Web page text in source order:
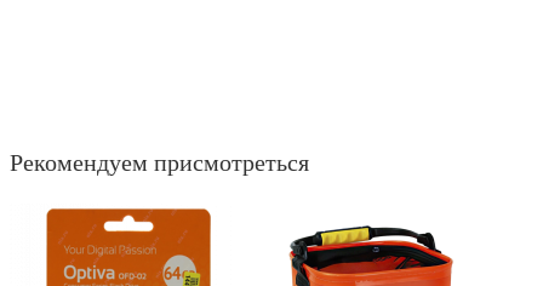
Рекомендуем присмотреться